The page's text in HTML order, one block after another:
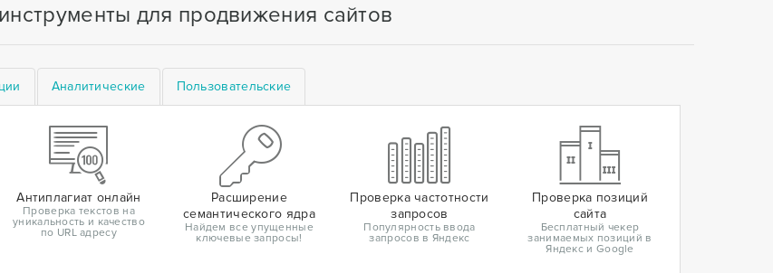
для продвижения сайтов
Аналитические Пользовательские
Антиплагиат онлайн
Проверка текстов на
уникальность и качество
по URL адресу
Расширение
семантического ядра
Найдем все упущенные
ключевые запросы!
Проверка частотности
запросов
Популярность ввода
запросов в Яндекс
Проверка позиций
сайта
Бесплатный чекер
занимаемых позиций в
Яндекс и Google